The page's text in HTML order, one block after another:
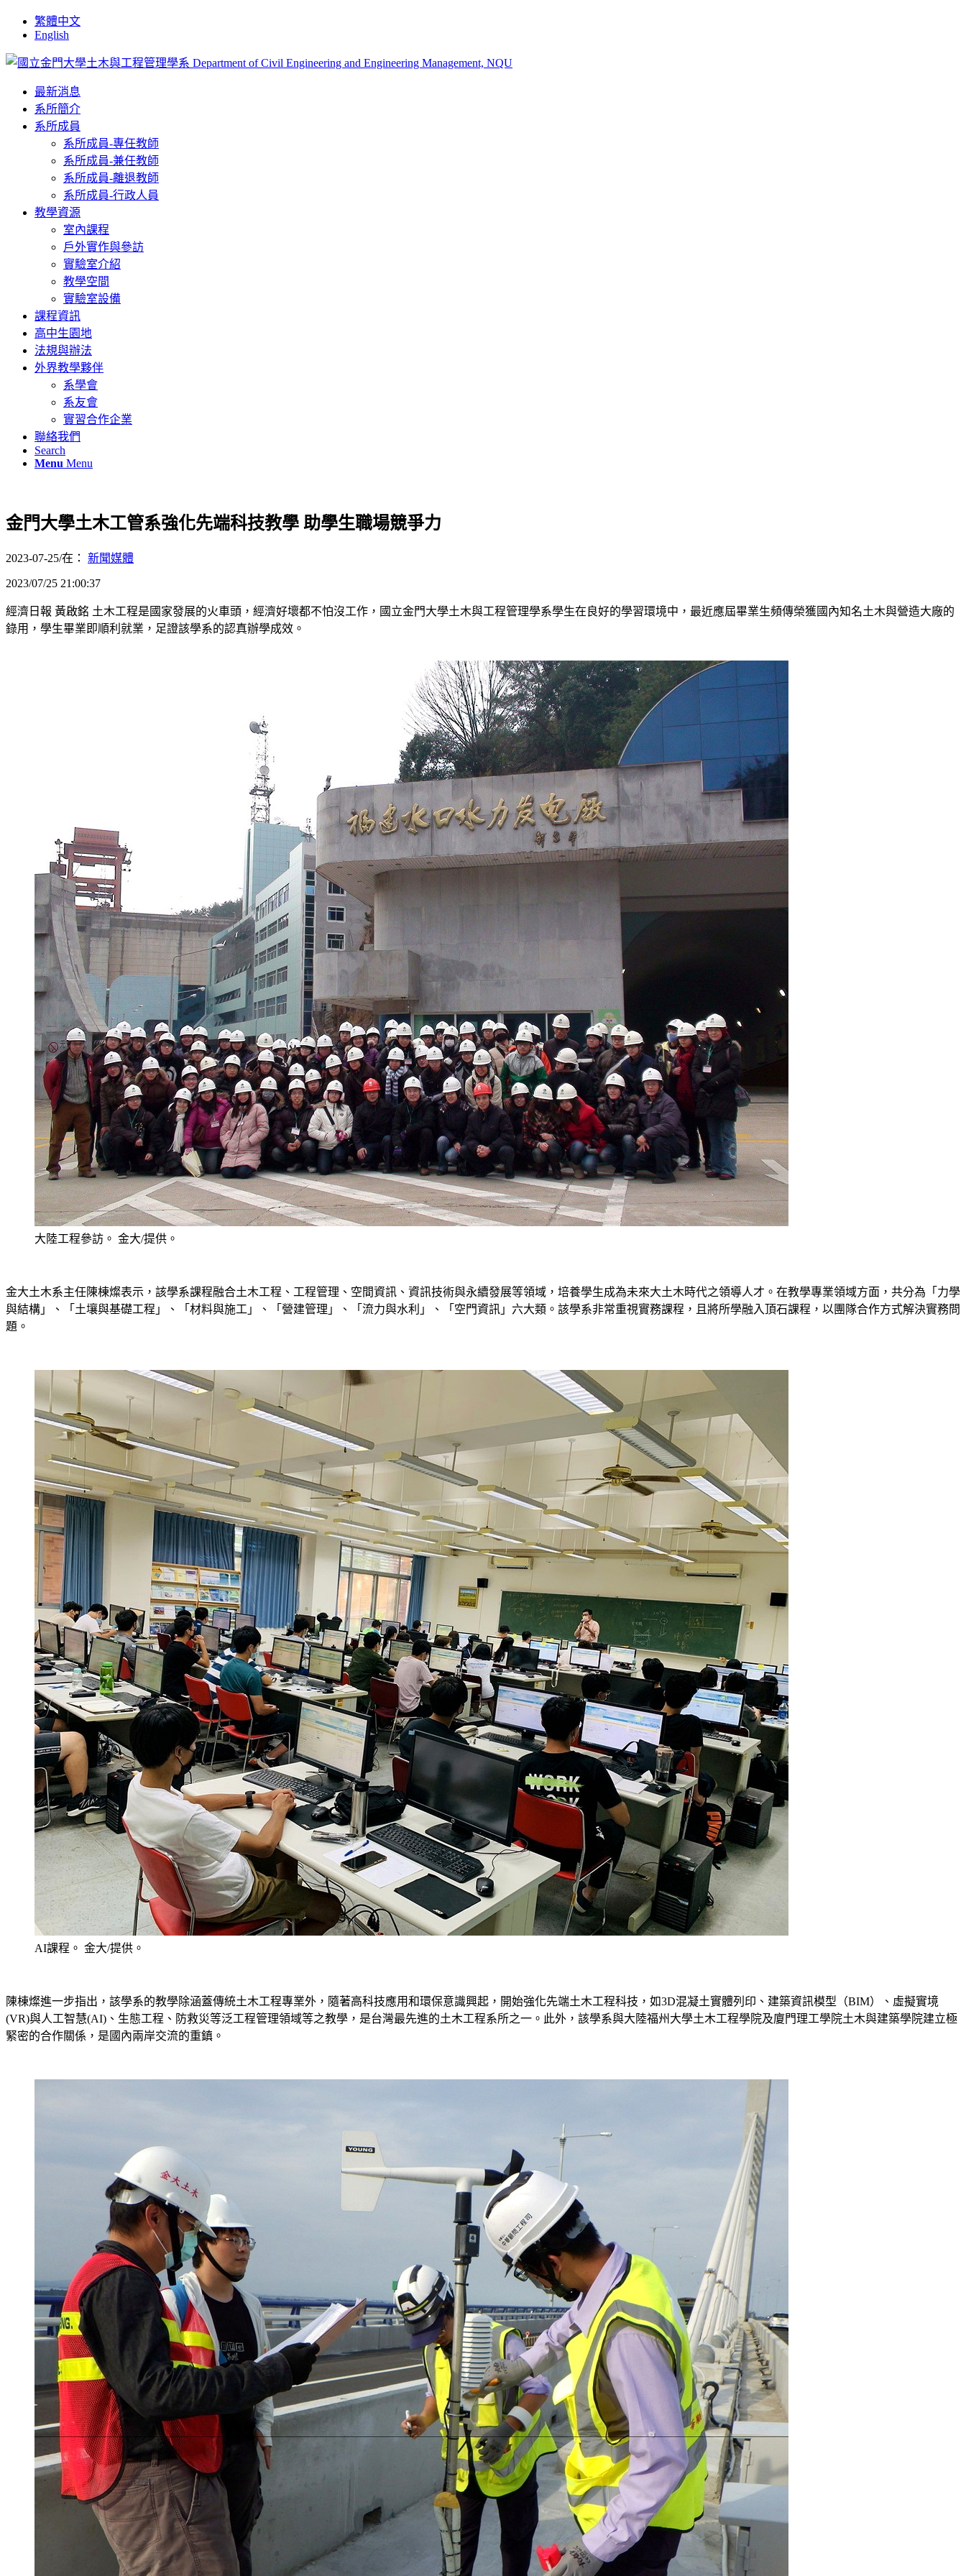
繁體中文
English
最新消息
系所簡介
系所成員
系所成員-專任教師
系所成員-兼任教師
系所成員-離退教師
系所成員-行政人員
教學資源
室內課程
戶外實作與參訪
實驗室介紹
教學空間
實驗室設備
課程資訊
高中生園地
法規與辦法
外界教學夥伴
系學會
系友會
實習合作企業
聯絡我們
Search
Menu Menu
金門大學土木工管系強化先端科技教學 助學生職場競爭力
2023-07-25/在： 新聞媒體
2023/07/25 21:00:37
經濟日報 黃啟銘 土木工程是國家發展的火車頭，經濟好壞都不怕沒工作，國立金門大學土木與工程管理學系學生在良好的學習環境中，最近應屆畢業生頻傳榮獲國內知名土木與營造大廠的
錄用，學生畢業即順利就業，足證該學系的認真辦學成效。
大陸工程參訪。 金大/提供。
金大土木系主任陳棟燦表示，該學系課程融合土木工程、工程管理、空間資訊、資訊技術與永續發展等領域，培養學生成為未來大土木時代之領導人才。在教學專業領域方面，共分為「力學
與結構」、「土壤與基礎工程」、「材料與施工」、「營建管理」、「流力與水利」、「空門資訊」六大類。該學系非常重視實務課程，且將所學融入頂石課程，以團隊合作方式解決實務問
題。
AI課程。 金大/提供。
陳棟燦進一步指出，該學系的教學除涵蓋傳統土木工程專業外，隨著高科技應用和環保意識興起，開始強化先端土木工程科技，如3D混凝土實體列印、建築資訊模型（BIM）、虛擬實境
(VR)與人工智慧(AI)、生態工程、防救災等泛工程管理領域等之教學，是台灣最先進的土木工程系所之一。此外，該學系與大陸福州大學土木工程學院及廈門理工學院土木與建築學院建立極
緊密的合作關係，是國內兩岸交流的重鎮。